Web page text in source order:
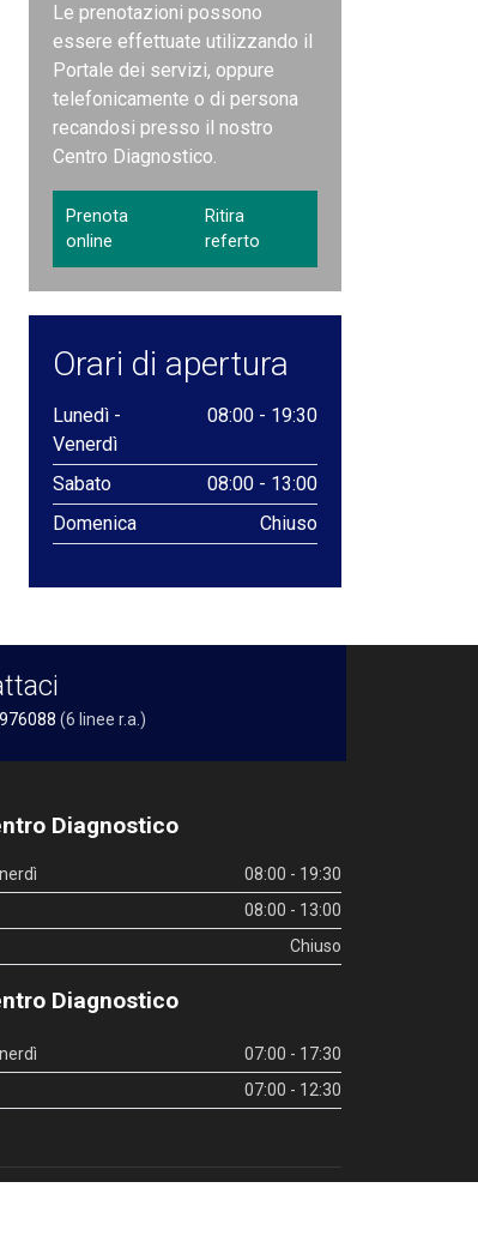
Le prenotazioni possono
essere effettuate utilizzando il
Portale dei servizi, oppure
telefonicamente o di persona
recandosi presso il nostro
Centro Diagnostico.
Prenota
online
Ritira
referto
Orari di apertura
Lunedì -
Venerdì
08:00 - 19:30
Sabato
08:00 - 13:00
Domenica
Chiuso
(6 linee r.a.)
Diagnostico
08:00 - 19:30
08:00 - 13:00
Chiuso
Diagnostico
07:00 - 17:30
07:00 - 12:30